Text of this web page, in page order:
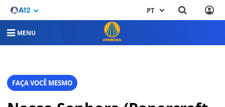
PT
MENU
FAÇA VOCÊ MESMO